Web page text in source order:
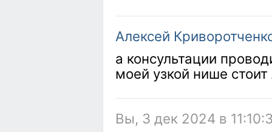
Алексей
а консультации
моей узкой нише
Вы, 3 дек 2024 в